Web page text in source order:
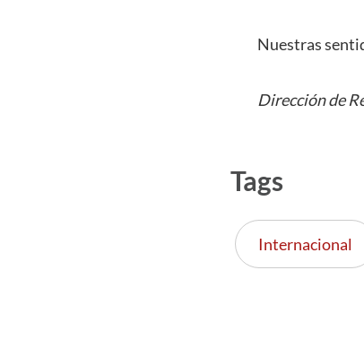
Nuestras
Dirección de
Tags
Internacional